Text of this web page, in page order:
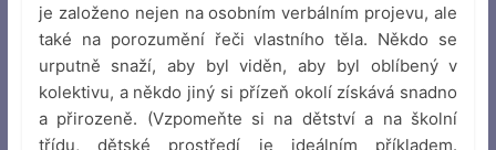
je založeno nejen na osobním verbálním projevu, ale
také na porozumění řeči vlastního těla. Někdo se
urputně snaží, aby byl viděn, aby byl oblíbený v
kolektivu, a někdo jiný si přízeň okolí získává snadno
a přirozeně. (Vzpomeňte si na dětství a na školní
třídu, dětské prostředí je ideálním příkladem.